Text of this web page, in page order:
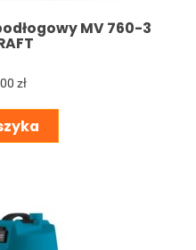
MV 760-3
zł